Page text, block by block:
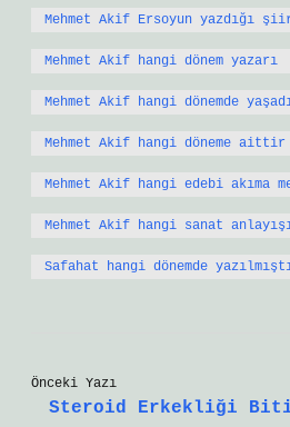
Mehmet Akif Ersoyun yazdığı
Mehmet Akif hangi dönem yazarı
Mehmet Akif hangi dönemde
Mehmet Akif hangi döneme aittir
Mehmet Akif hangi edebi akıma
Mehmet Akif hangi sanat
Safahat hangi dönemde
Önceki Yazı
Steroid Erkekliği